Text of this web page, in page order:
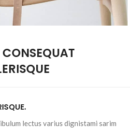
lectus varius dignistami sarim